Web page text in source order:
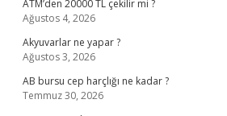
ATM’den 20000 TL çekilir mi ?
Ağustos 4, 2026
Akyuvarlar ne yapar ?
Ağustos 3, 2026
AB bursu cep harçlığı ne kadar ?
Temmuz 30, 2026